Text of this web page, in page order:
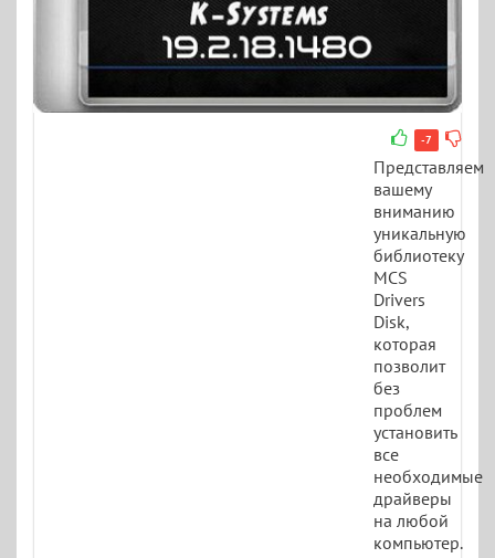
-7
Представляем
вашему
вниманию
уникальную
библиотеку
MCS
Drivers
Disk,
которая
позволит
без
проблем
установить
все
необходимые
драйверы
на любой
компьютер.